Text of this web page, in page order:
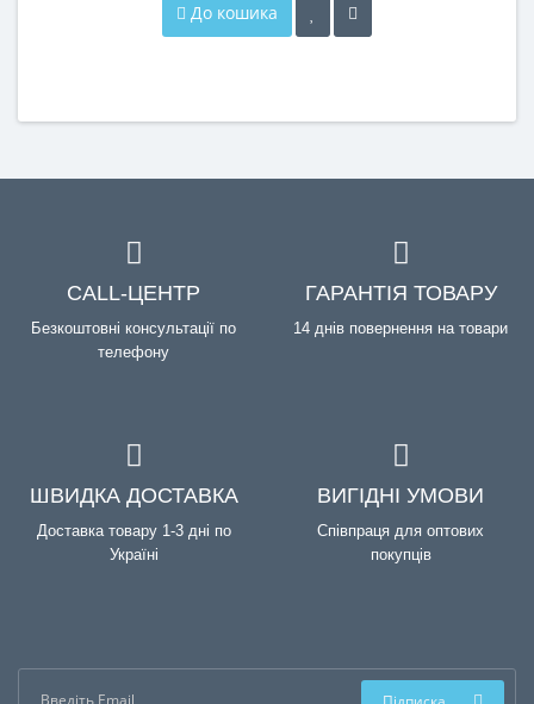
До кошика
CALL-ЦЕНТР
Безкоштовні консультації по
телефону
ГАРАНТІЯ ТОВАРУ
14 днів повернення на товари
ШВИДКА ДОСТАВКА
Доставка товару 1-3 дні по
Україні
ВИГІДНІ УМОВИ
Співпраця для оптових
покупців